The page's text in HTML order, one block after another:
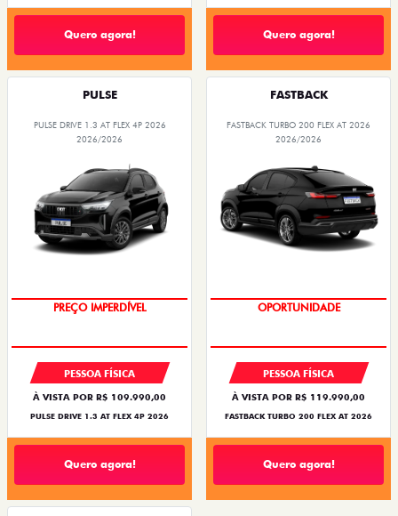
Quero agora! Quero agora!
PULSE
PULSE DRIVE 1.3 AT FLEX 4P 2026
2026/2026
PREÇO IMPERDÍVEL
PESSOA FÍSICA
À VISTA POR R$ 109.990,00
PULSE DRIVE 1.3 AT FLEX 4P 2026
Quero agora!
FASTBACK
FASTBACK TURBO 200 FLEX AT 2026
2026/2026
OPORTUNIDADE
PESSOA FÍSICA
À VISTA POR R$ 119.990,00
FASTBACK TURBO 200 FLEX AT 2026
Quero agora!